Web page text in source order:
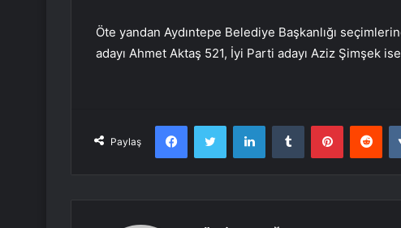
Öte yandan Aydıntepe Belediye Başkanlığı
adayı Ahmet Aktaş 521, İyi Parti adayı Aziz Şimşek
Paylaş
FacebookTwitter LinkedInTumblr Pinterest